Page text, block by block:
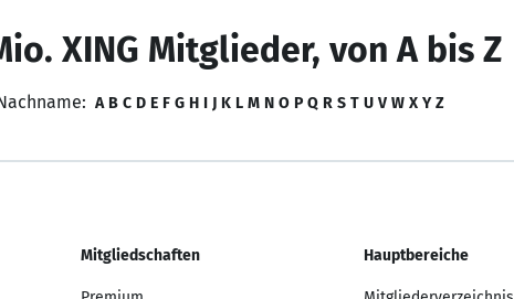
XING Mitglieder, von A bis Z
A B C D E F G H I J K L M N O P Q R S T U V W X Y Z
Mitgliedschaften Hauptbereiche